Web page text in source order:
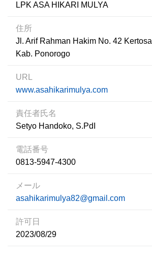
LPK ASA HIKARI MULYA
住所
Jl. Arif Rahman Hakim No. 42
Kab. Ponorogo
URL
www.asahikarimulya.com
責任者氏名
Setyo Handoko, S.PdI
電話番号
0813-5947-4300
メール
asahikarimulya82@gmail.com
許可日
2023/08/29